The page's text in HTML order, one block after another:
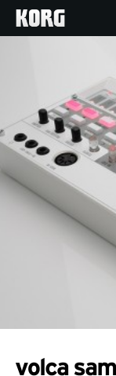
Produkte
Extras
Events